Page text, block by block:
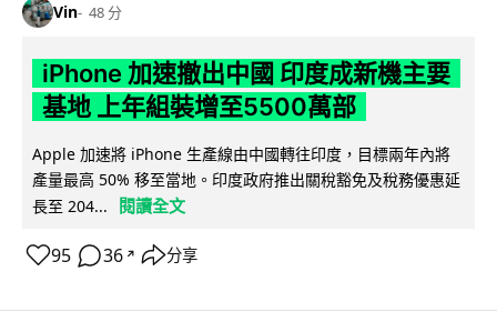
Vin 48 分
iPhone 加速撤出中國 印度成新機主要
基地 上年組裝增至5500萬部
Apple 加速將 iPhone 生產線由中國轉往印度，目標兩年內將
產量最高 50% 移至當地。印度政府推出關稅豁免及稅務優惠延
長至 204...
閱讀全文
95 36 ↗ 分享